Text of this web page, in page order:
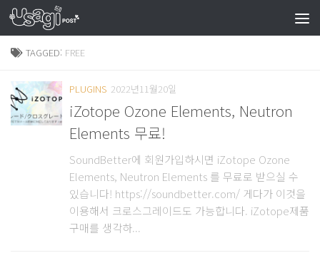
TAGGED: FREE
PLUGINS 2022년11월20일
iZotope Ozone Elements, Neutron
Elements 무료!
SoundBetter에 회원가입하시면 iZotope Ozone
Elements, Neutron Elements 를 무료로 받으실 수
있습니다! https://soundbetter.com/ 게다가 이것을
이용해서 크로스그레이드도 가능합니다. iZotope제품
구매를 생각하...